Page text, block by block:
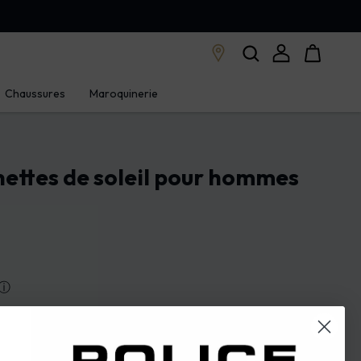
Chaussures Maroquinerie
de soleil pour hommes